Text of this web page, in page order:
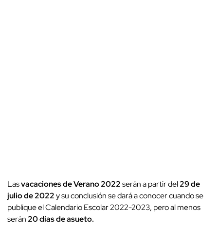
Lasvacaciones de Verano 2022serán a partir del29 de
julio de 2022y su conclusión se dará a conocer cuando se
publique el Calendario Escolar 2022-2023, pero al menos
serán 20 días de asueto.